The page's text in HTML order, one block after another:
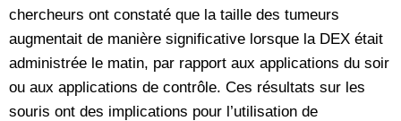
chercheurs ont constaté que la taille des tumeurs
augmentait de manière significative lorsque la DEX était
administrée le matin, par rapport aux applications du soir
ou aux applications de contrôle. Ces résultats sur les
souris ont des implications pour l’utilisation de